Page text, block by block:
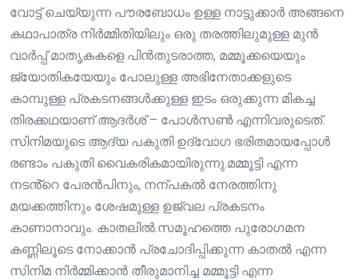
വോട്ട് ചെയ്യുന്ന പൗരബോധം ഉള്ള നാട്ടുക്കാർ അങ്ങനെ
കഥാപാത്ര നിർമ്മിതിയിലും ഒരു തരത്തിലുമുള്ള മുൻ
വാർപ്പ് മാതൃകകളെ പിൻതുടരാത്ത, മമ്മൂക്കയെയും
ജ്യോതികയേയും പോലുള്ള അഭിനേതാക്കളുടെ
കാമ്പുള്ള പ്രകടനങ്ങൾക്കുള്ള ഇടം ഒരുക്കുന്ന മികച്ച
തിരക്കഥയാണ് ആദർശ് – പോൾസൺ എന്നിവരുടെത്.
സിനിമയുടെ ആദ്യ പകുതി ഉദ്വോഗ ഭരിതമായപ്പോൾ
രണ്ടാം പകുതി വൈകരികമായിരുന്നു.മമ്മൂട്ടി എന്ന
നടൻ്റെ പേരൻപിനും, നന്പകൽ നേരത്തിനു
മയക്കത്തിനും ശേഷമുള്ള ഉജ്വല പ്രകടനം
കാണാനാവും. കാതലിൽ.സമൂഹത്തെ പുരോഗമന
കണ്ണിലൂടെ നോക്കാൻ പ്രചോദിപ്പിക്കുന്ന കാതൽ എന്ന
സിനിമ നിർമ്മിക്കാൻ തീരുമാനിച്ച മമ്മൂട്ടി എന്ന